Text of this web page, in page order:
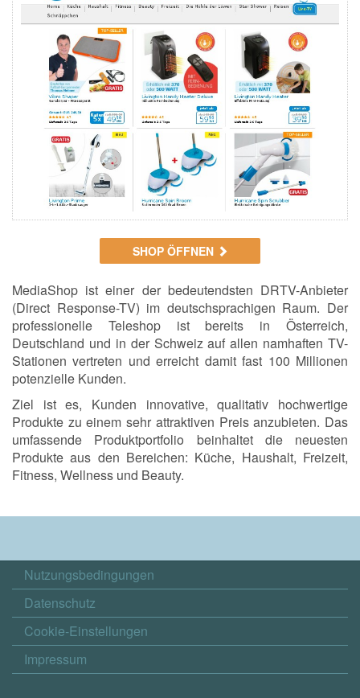
SHOP ÖFFNEN
MediaShop ist einer der bedeutendsten DRTV-Anbieter
(Direct Response-TV) im deutschsprachigen Raum. Der
professionelle Teleshop ist bereits in Österreich,
Deutschland und in der Schweiz auf allen namhaften TV-
Stationen vertreten und erreicht damit fast 100 Millionen
potenzielle Kunden.
Ziel ist es, Kunden innovative, qualitativ hochwertige
Produkte zu einem sehr attraktiven Preis anzubieten. Das
umfassende Produktportfolio beinhaltet die neuesten
Produkte aus den Bereichen: Küche, Haushalt, Freizeit,
Fitness, Wellness und Beauty.
Nutzungsbedingungen
Datenschutz
Cookie-Einstellungen
Impressum